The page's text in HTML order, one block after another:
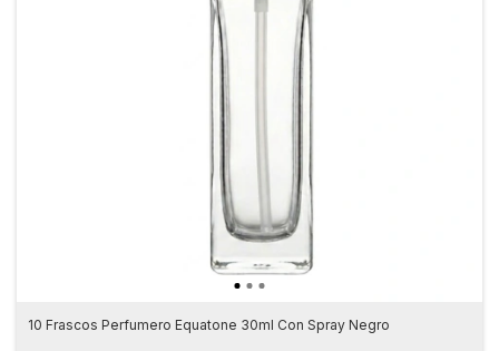
10 Frascos Perfumero Equatone 30ml Con Spray Negro